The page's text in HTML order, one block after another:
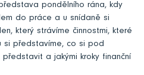
pondělního rána, kdy
do práce a u snídaně si
který strávíme činnostmi, které
si představíme, co si pod
představit a jakými kroky finanční